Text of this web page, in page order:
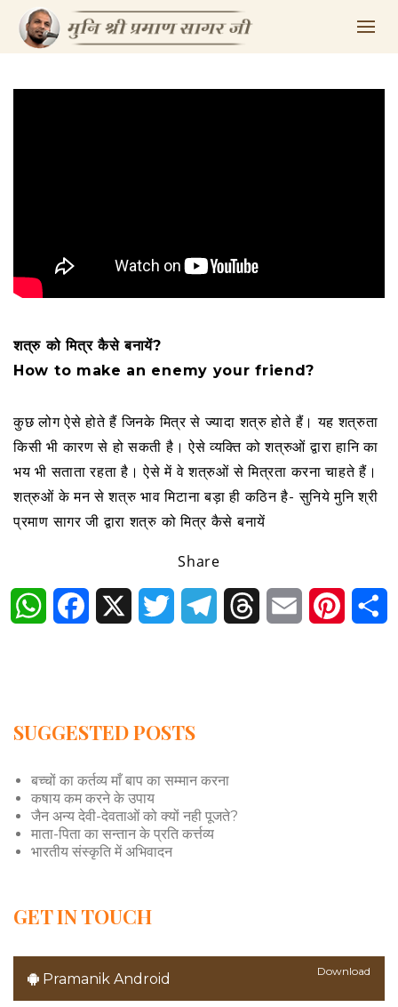
शत्रु को मित्र कैसे बनायें?
How to make an enemy your friend?
कुछ लोग ऐसे होते हैं जिनके मित्र से ज्यादा शत्रु होते हैं। यह शत्रुता
किसी भी कारण से हो सकती है। ऐसे व्यक्ति को शत्रुओं द्वारा हानि का
भय भी सताता रहता है। ऐसे में वे शत्रुओं से मित्रता करना चाहते हैं।
शत्रुओं के मन से शत्रु भाव मिटाना बड़ा ही कठिन है- सुनिये मुनि श्री
प्रमाण सागर जी द्वारा शत्रु को मित्र कैसे बनायें
Share
WhatsAppFacebook Twitter TelegramThreadsEmail
SUGGESTED POSTS
बच्चों का कर्तव्य माँ बाप का सम्मान करना
कषाय कम करने के उपाय
जैन अन्य देवी-देवताओं को क्यों नही पूजते?
माता-पिता का सन्तान के प्रति कर्त्तव्य
भारतीय संस्कृति में अभिवादन
GET IN TOUCH
Pramanik Android Download